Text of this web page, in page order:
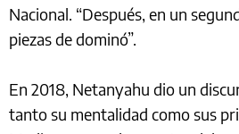
Nacional. “Después, en un
piezas de dominó”.
En 2018, Netanyahu dio un
tanto su mentalidad como sus